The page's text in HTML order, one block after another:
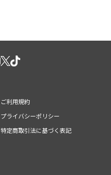
ご利用規約
プライバシーポリシー
特定商取引法に基づく表記